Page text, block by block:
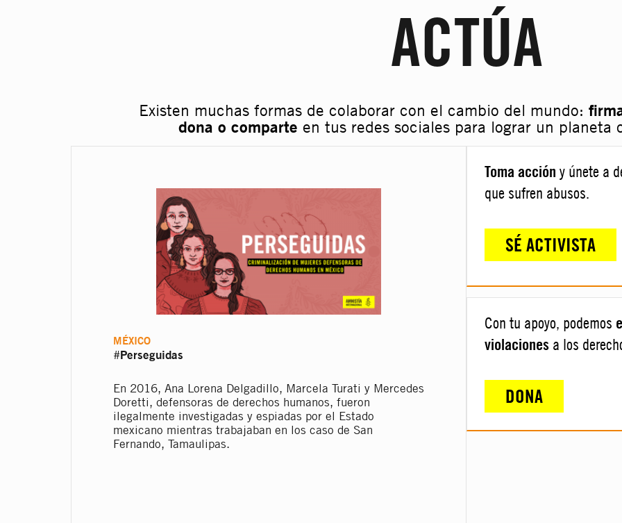
ACTÚA
Existen muchas formas de colaborar con el cambio del mundo:
dona o comparte en tus redes sociales para lograr un planeta
MÉXICO
#Perseguidas
En 2016, Ana Lorena Delgadillo, Marcela Turati y Mercedes
Doretti, defensoras de derechos humanos, fueron
ilegalmente investigadas y espiadas por el Estado
mexicano mientras trabajaban en los caso de San
Fernando, Tamaulipas.
Toma acción y únete a
que sufren abusos.
SÉ ACTIVISTA
Con tu apoyo, podemos
violaciones a los
DONA